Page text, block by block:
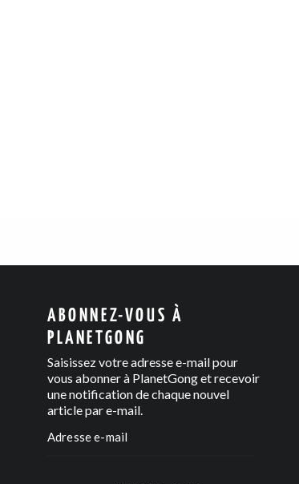
ABONNEZ-VOUS À
PLANETGONG
Saisissez votre adresse e-mail pour
vous abonner à PlanetGong et recevoir
une notification de chaque nouvel
article par e-mail.